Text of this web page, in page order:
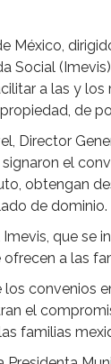
México,
Social
a las y
de
Director
el
obtengan
de dominio.
que se
a las
convenios
el
familias